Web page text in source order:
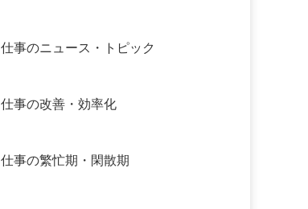
仕事のニュース・トピック
仕事の改善・効率化
仕事の繁忙期・閑散期